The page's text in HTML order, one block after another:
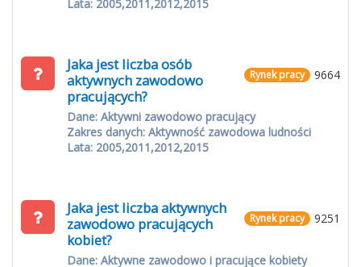
Lata: 2005,2011,2012,2015
9664
Rynek pracy
Jaka jest liczba osób
aktywnych zawodowo
pracujących?
Dane: Aktywni zawodowo pracujący
Zakres danych: Aktywność zawodowa ludności
Lata: 2005,2011,2012,2015
9251
Rynek pracy
Jaka jest liczba aktywnych
zawodowo pracujących
kobiet?
Dane: Aktywne zawodowo i pracujące kobiety